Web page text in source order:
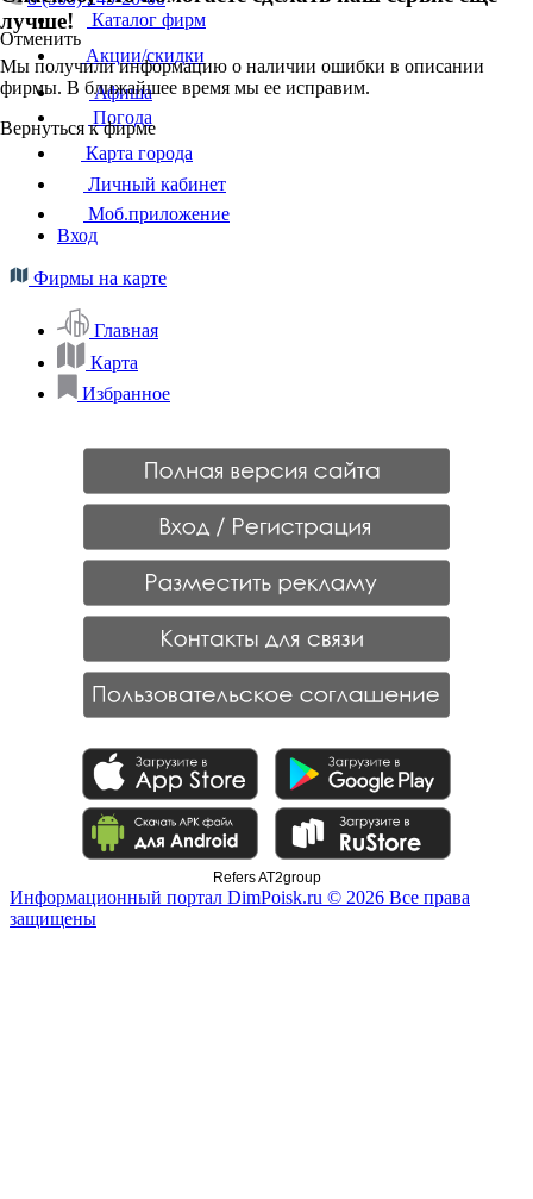
Отменить
лучше!
Мы получили информацию о наличии ошибки в описании
фирмы. В ближайшее время мы ее исправим.
Вернуться к фирме
Каталог фирм
Акции/скидки
Афиша
Погода
Карта города
Личный кабинет
Моб.приложение
Вход
Фирмы на карте
Главная
Карта
Избранное
Refers AT2group
Информационный портал DimPoisk.ru © 2026 Все права
защищены